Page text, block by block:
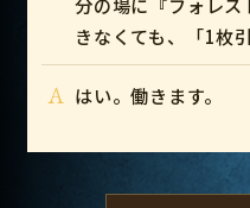
きなくても、「1枚
A はい。働きます。